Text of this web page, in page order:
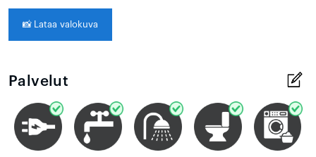
📸 Lataa valokuva
Palvelut